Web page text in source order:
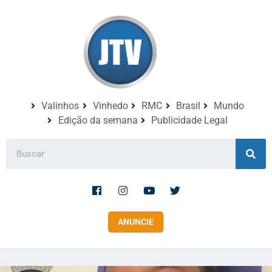
Valinhos Vinhedo RMC Brasil
Mundo
Edição da semana
Publicidade Legal
ANUNCIE